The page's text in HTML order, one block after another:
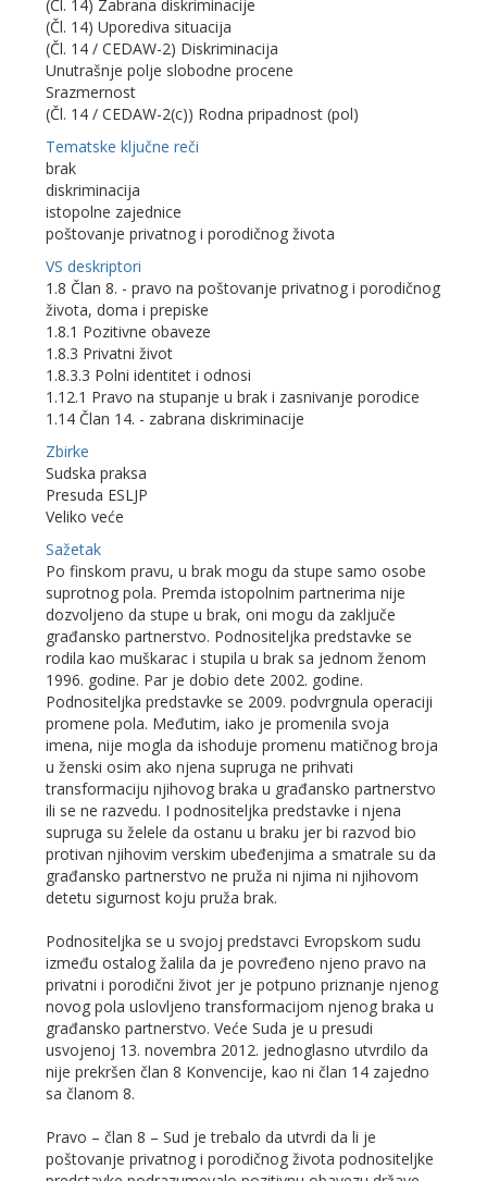
(Čl. 14) Zabrana diskriminacije
(Čl. 14) Uporediva situacija
(Čl. 14 / CEDAW-2) Diskriminacija
Unutrašnje polje slobodne procene
Srazmernost
(Čl. 14 / CEDAW-2(c)) Rodna pripadnost (pol)
Tematske ključne reči
brak
diskriminacija
istopolne zajednice
poštovanje privatnog i porodičnog života
VS deskriptori
1.8 Član 8. - pravo na poštovanje privatnog i porodičnog
života, doma i prepiske
1.8.1 Pozitivne obaveze
1.8.3 Privatni život
1.8.3.3 Polni identitet i odnosi
1.12.1 Pravo na stupanje u brak i zasnivanje porodice
1.14 Član 14. - zabrana diskriminacije
Zbirke
Sudska praksa
Presuda ESLJP
Veliko veće
Sažetak
Po finskom pravu, u brak mogu da stupe samo osobe
suprotnog pola. Premda istopolnim partnerima nije
dozvoljeno da stupe u brak, oni mogu da zaključe
građansko partnerstvo. Podnositeljka predstavke se
rodila kao muškarac i stupila u brak sa jednom ženom
1996. godine. Par je dobio dete 2002. godine.
Podnositeljka predstavke se 2009. podvrgnula operaciji
promene pola. Međutim, iako je promenila svoja
imena, nije mogla da ishoduje promenu matičnog broja
u ženski osim ako njena supruga ne prihvati
transformaciju njihovog braka u građansko partnerstvo
ili se ne razvedu. I podnositeljka predstavke i njena
supruga su želele da ostanu u braku jer bi razvod bio
protivan njihovim verskim ubeđenjima a smatrale su da
građansko partnerstvo ne pruža ni njima ni njihovom
detetu sigurnost koju pruža brak.
Podnositeljka se u svojoj predstavci Evropskom sudu
između ostalog žalila da je povređeno njeno pravo na
privatni i porodični život jer je potpuno priznanje njenog
novog pola uslovljeno transformacijom njenog braka u
građansko partnerstvo. Veće Suda je u presudi
usvojenoj 13. novembra 2012. jednoglasno utvrdilo da
nije prekršen član 8 Konvencije, kao ni član 14 zajedno
sa članom 8.
Pravo – član 8 – Sud je trebalo da utvrdi da li je
poštovanje privatnog i porodičnog života podnositeljke